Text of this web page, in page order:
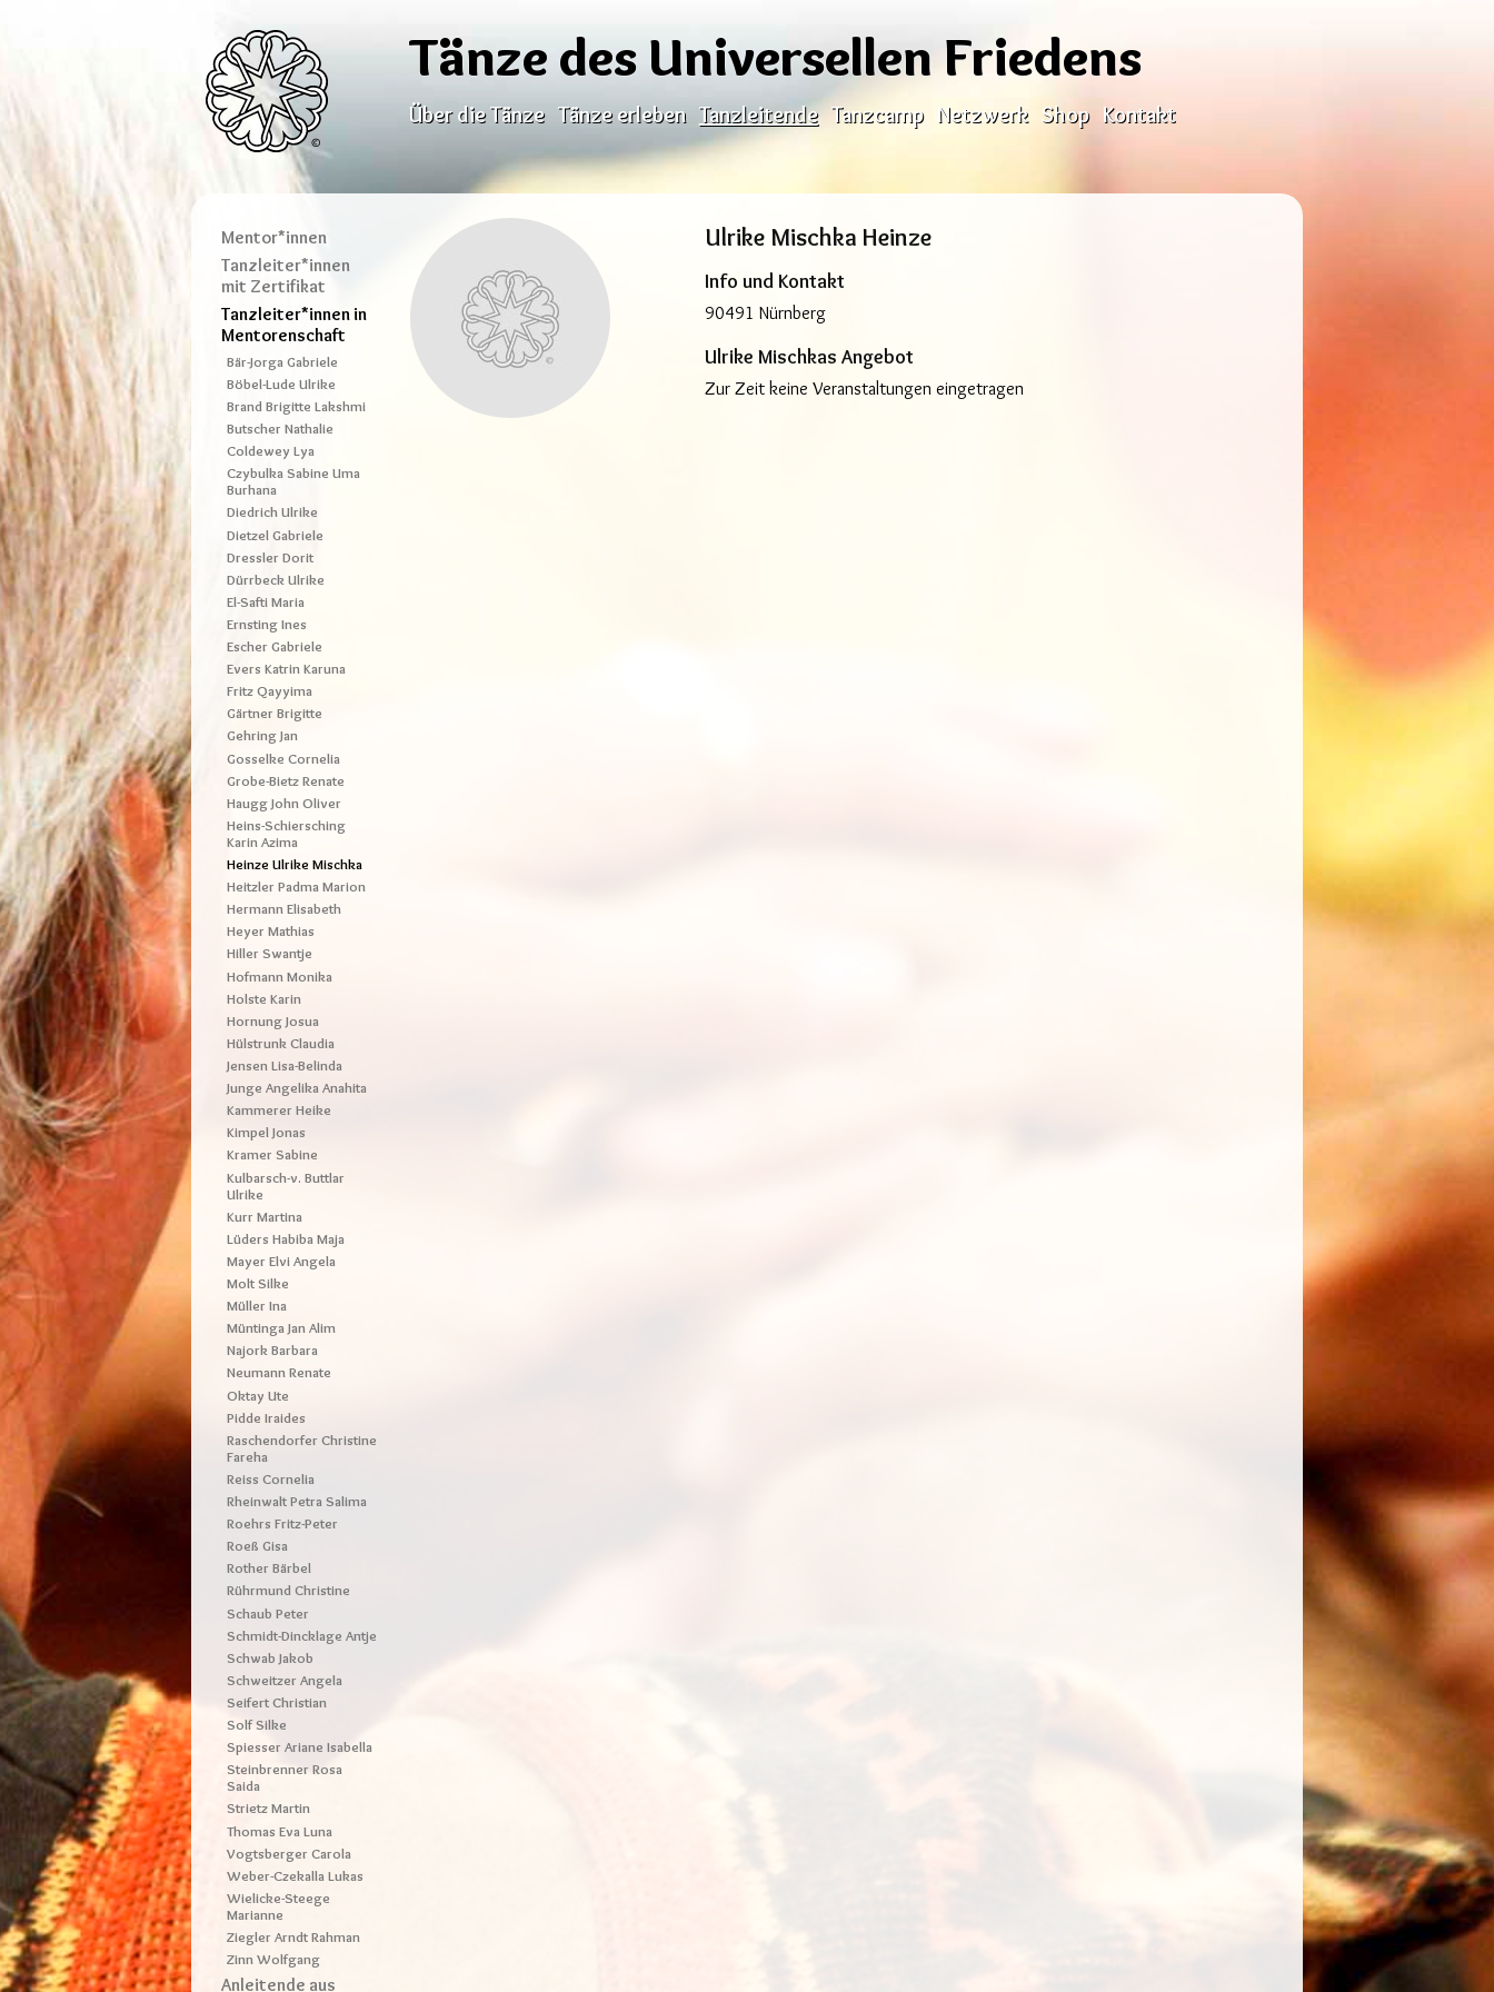
Tänze des Universellen Friedens
Über die Tänze Tänze erleben Tanzleitende Tanzcamp Netzwerk Shop Kontakt
Mentor*innen
Tanzleiter*innen
mit Zertifikat
Tanzleiter*innen in
Mentorenschaft
Bär-Jorga Gabriele
Böbel-Lude Ulrike
Brand Brigitte Lakshmi
Butscher Nathalie
Coldewey Lya
Czybulka Sabine Uma
Burhana
Diedrich Ulrike
Dietzel Gabriele
Dressler Dorit
Dürrbeck Ulrike
El-Safti Maria
Ernsting Ines
Escher Gabriele
Evers Katrin Karuna
Fritz Qayyima
Gärtner Brigitte
Gehring Jan
Gosselke Cornelia
Grobe-Bietz Renate
Haugg John Oliver
Heins-Schiersching
Karin Azima
Heinze Ulrike Mischka
Heitzler Padma Marion
Hermann Elisabeth
Heyer Mathias
Hiller Swantje
Hofmann Monika
Holste Karin
Hornung Josua
Hülstrunk Claudia
Jensen Lisa-Belinda
Junge Angelika Anahita
Kammerer Heike
Kimpel Jonas
Kramer Sabine
Kulbarsch-v. Buttlar
Ulrike
Kurr Martina
Lüders Habiba Maja
Mayer Elvi Angela
Molt Silke
Müller Ina
Müntinga Jan Alim
Najork Barbara
Neumann Renate
Oktay Ute
Pidde Iraides
Raschendorfer Christine
Fareha
Reiss Cornelia
Rheinwalt Petra Salima
Roehrs Fritz-Peter
Roeß Gisa
Rother Bärbel
Rührmund Christine
Schaub Peter
Schmidt-Dincklage Antje
Schwab Jakob
Schweitzer Angela
Seifert Christian
Solf Silke
Spiesser Ariane Isabella
Steinbrenner Rosa
Saida
Strietz Martin
Thomas Eva Luna
Vogtsberger Carola
Weber-Czekalla Lukas
Wielicke-Steege
Marianne
Ziegler Arndt Rahman
Zinn Wolfgang
Anleitende aus
Ulrike Mischka Heinze
Info und Kontakt
90491 Nürnberg
Ulrike Mischkas Angebot
Zur Zeit keine Veranstaltungen eingetragen